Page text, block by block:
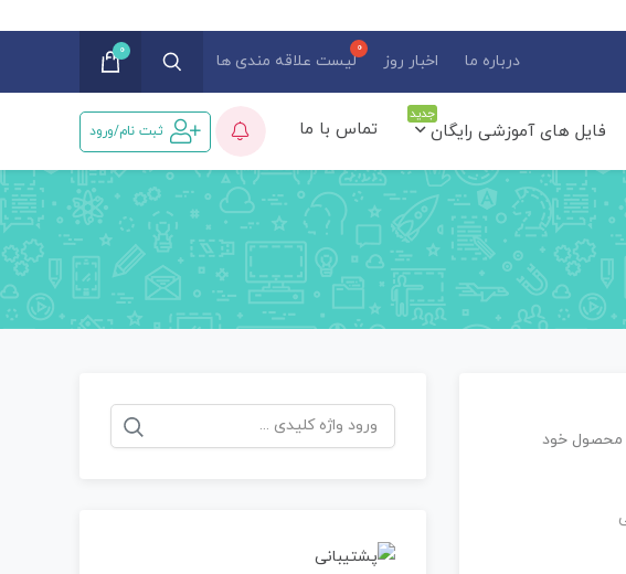
درباره ما اخبار روز لیست علاقه مندی ها
0
فایل های آموزشی رایگان
جدید
تماس با ما ثبت نام/ورود
محصول خود
جستجو
برای: